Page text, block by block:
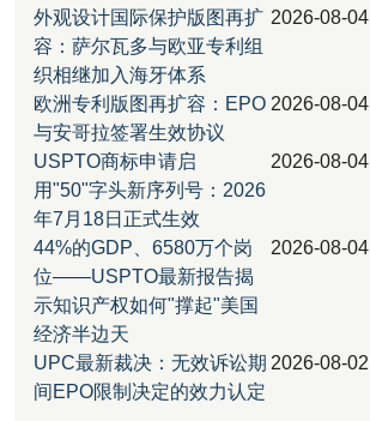
外观设计国际保护版图再扩
容：萨尔瓦多与欧亚专利组
织相继加入海牙体系
2026-08-04
欧洲专利版图再扩容：EPO
与安哥拉签署生效协议
2026-08-04
USPTO商标申请启
用"50"字头新序列号：2026
年7月18日正式生效
2026-08-04
44%的GDP、6580万个岗
位——USPTO最新报告揭
示知识产权如何"撑起"美国
经济半边天
2026-08-04
UPC最新裁决：无效诉讼期
间EPO限制决定的效力认定
2026-08-02